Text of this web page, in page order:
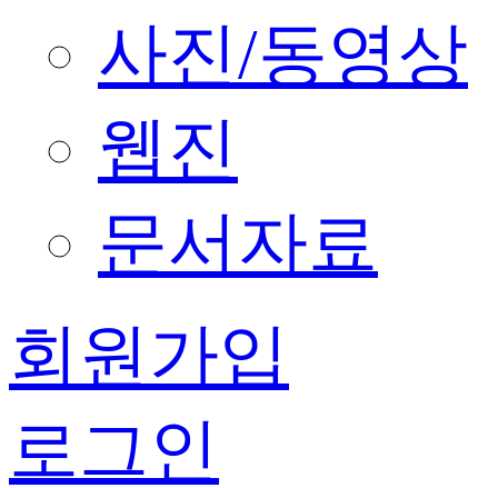
사진/동영상
웹진
문서자료
회원가입
로그인